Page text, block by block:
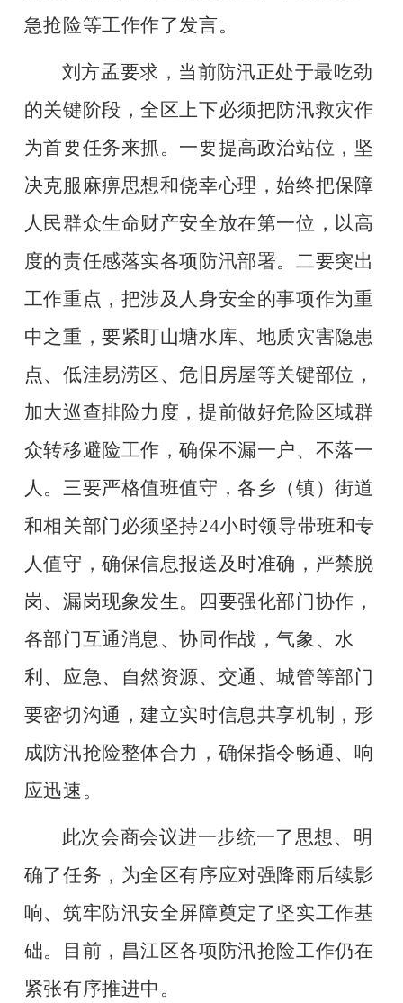
急抢险等工作作了发言。
刘方孟要求，当前防汛正处于最吃劲
的关键阶段，全区上下必须把防汛救灾作
为首要任务来抓。一要提高政治站位，坚
决克服麻痹思想和侥幸心理，始终把保障
人民群众生命财产安全放在第一位，以高
度的责任感落实各项防汛部署。二要突出
工作重点，把涉及人身安全的事项作为重
中之重，要紧盯山塘水库、地质灾害隐患
点、低洼易涝区、危旧房屋等关键部位，
加大巡查排险力度，提前做好危险区域群
众转移避险工作，确保不漏一户、不落一
人。三要严格值班值守，各乡（镇）街道
和相关部门必须坚持24小时领导带班和专
人值守，确保信息报送及时准确，严禁脱
岗、漏岗现象发生。四要强化部门协作，
各部门互通消息、协同作战，气象、水
利、应急、自然资源、交通、城管等部门
要密切沟通，建立实时信息共享机制，形
成防汛抢险整体合力，确保指令畅通、响
应迅速。
此次会商会议进一步统一了思想、明
确了任务，为全区有序应对强降雨后续影
响、筑牢防汛安全屏障奠定了坚实工作基
础。目前，昌江区各项防汛抢险工作仍在
紧张有序推进中。